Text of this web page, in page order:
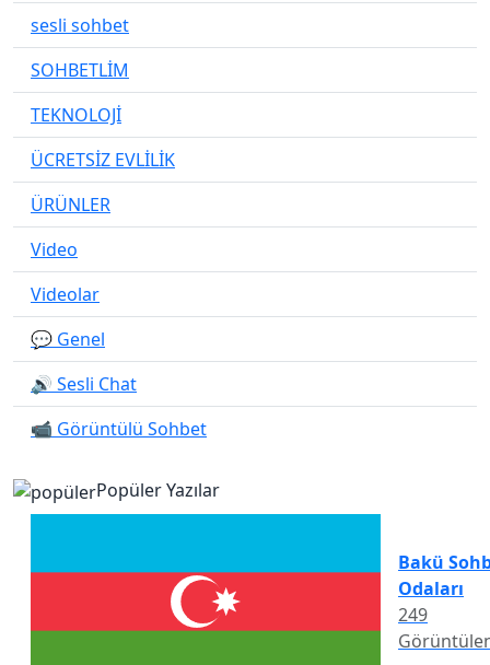
sesli sohbet
SOHBETLİM
TEKNOLOJİ
ÜCRETSİZ EVLİLİK
ÜRÜNLER
Video
Videolar
💬 Genel
🔊 Sesli Chat
📹 Görüntülü Sohbet
Popüler Yazılar
Bakü
Odaları
249